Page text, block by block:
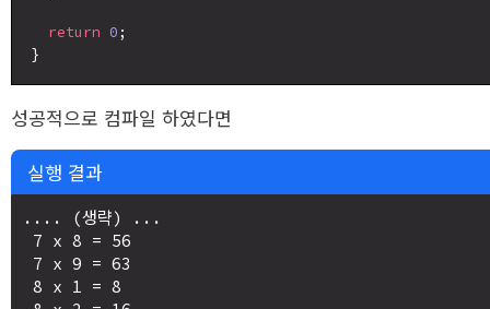
return 0 ;
성공적으로 컴파일 하였다면
실행 결과
.... (생략) ...